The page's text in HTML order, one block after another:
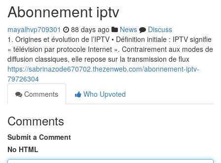
Abonnement iptv
mayalhvp709301 88 days ago News
Discuss
1. Origines et évolution de l’IPTV • Définition initiale : IPTV signifie
« télévision par protocole Internet ». Contrairement aux modes de
diffusion classiques, elle repose sur la transmission de flux
https://sabrinazode670702.thezenweb.com/abonnement-iptv-
79726304
Comments
Who Upvoted
Comments
Submit a Comment
No HTML